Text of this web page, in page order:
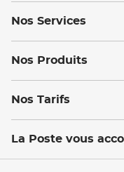
Nos Services
Nos Produits
Nos Tarifs
La Poste vous